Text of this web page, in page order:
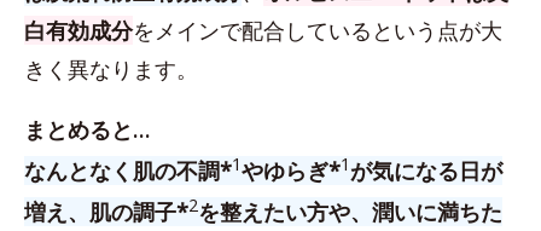
白有効成分をメインで配合しているという点が大
きく異なります。
まとめると…
なんとなく肌の不調*1やゆらぎ*1 が気になる日が
増え、肌の調子*2を整えたい方や、潤いに満ちた